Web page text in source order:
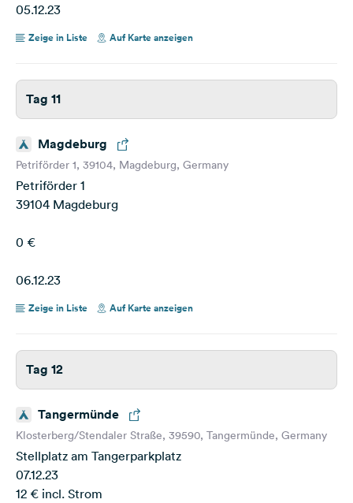
05.12.23
Zeige in Liste Auf Karte anzeigen
Tag 11
Magdeburg
Petriförder 1, 39104, Magdeburg, Germany
Petriförder 1
39104 Magdeburg
0 €
06.12.23
Zeige in Liste Auf Karte anzeigen
Tag 12
Tangermünde
Klosterberg/Stendaler Straße, 39590, Tangermünde, Germany
Stellplatz am Tangerparkplatz
07.12.23
12 € incl. Strom